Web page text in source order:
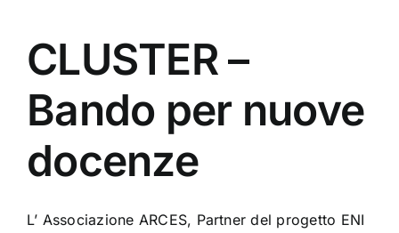
CLUSTER –
Bando per nuove
docenze
L’ Associazione ARCES, Partner del progetto ENI